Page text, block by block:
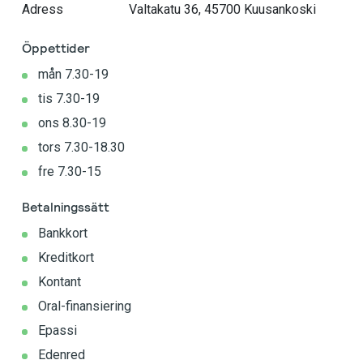
Adress
Valtakatu 36, 45700 Kuusankoski
Öppettider
mån 7.30-19
tis 7.30-19
ons 8.30-19
tors 7.30-18.30
fre 7.30-15
Betalningssätt
Bankkort
Kreditkort
Kontant
Oral-finansiering
Epassi
Edenred